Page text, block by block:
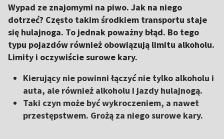
Wypad ze znajomymi na piwo. Jak na niego
dotrzeć? Często takim środkiem transportu staje
się hulajnoga. To jednak poważny błąd. Bo tego
typu pojazdów również obowiązują limitu alkoholu.
Limity i oczywiście surowe kary.
Kierujący nie powinni łączyć nie tylko alkoholu i
auta, ale również alkoholu i jazdy hulajnogą.
Taki czyn może być wykroczeniem, a nawet
przestępstwem. Grożą za niego surowe kary.